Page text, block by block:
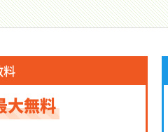
料
大無料